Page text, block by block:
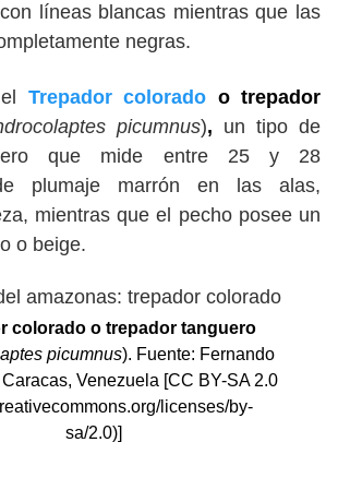
líneas blancas mientras que las
negras.
Trepador colorado o trepador
picumnus), un tipo de
que mide entre 25 y 28
plumaje marrón en las alas,
mientras que el pecho posee un
o beige.
colorado o trepador tanguero
picumnus). Fuente: Fernando
Venezuela [CC BY-SA 2.0
licenses/by-
sa/2.0)]